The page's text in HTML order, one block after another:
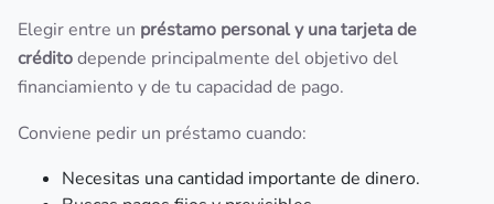
Elegir entre un préstamo personal y una tarjeta de
créditodepende principalmente del objetivo del
financiamiento y de tu capacidad de pago.
Conviene pedir un préstamo cuando:
Necesitas una cantidad importante de dinero.